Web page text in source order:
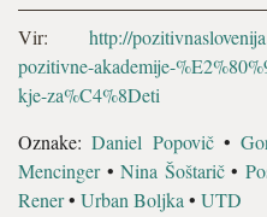
Vir: http://
pozitivne-akademije-
kje-za%C4%8Deti
Oznake:Daniel Popovič•
Mencinger•Nina Šoštarič•
Rener• Urban Boljka • UTD